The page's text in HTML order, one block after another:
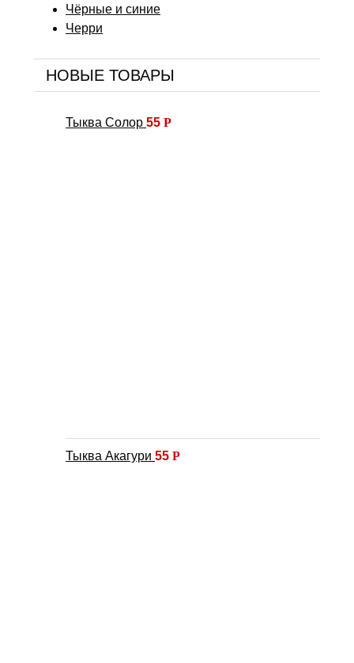
Чёрные и синие
Черри
НОВЫЕ ТОВАРЫ
Тыква Солор 55 Р
Тыква Акагури 55 Р